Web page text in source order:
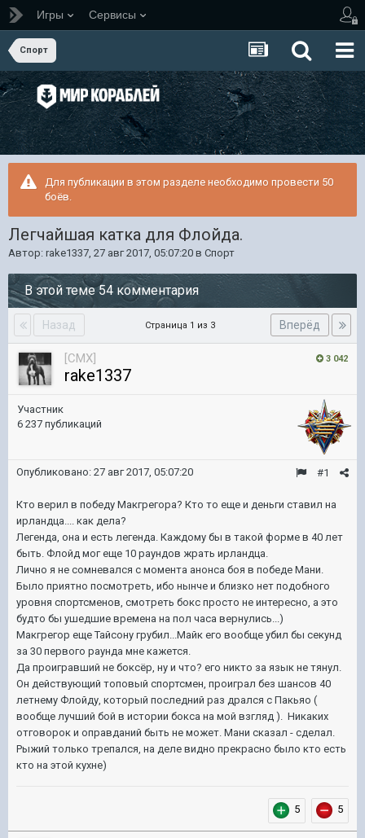
Игры Сервисы
Спорт
Для публикации в этом разделе необходимо провести 50
боёв.
Легчайшая катка для Флойда.
Автор: rake1337, 27 авг 2017, 05:07:20 в Спорт
В этой теме 54 комментария
Назад Вперёд
Страница 1 из 3
3 042
[CMX]
rake1337
Участник
6 237 публикаций
#1
Опубликовано: 27 авг 2017, 05:07:20
Кто верил в победу Макгрегора? Кто то еще и деньги ставил на
ирландца.... как дела?
Легенда, она и есть легенда. Каждому бы в такой форме в 40 лет
быть. Флойд мог еще 10 раундов жрать ирландца.
Лично я не сомневался с момента анонса боя в победе Мани.
Было приятно посмотреть, ибо нынче и близко нет подобного
уровня спортсменов, смотреть бокс просто не интересно, а это
будто бы ушедшие времена на пол часа вернулись...)
Макгрегор еще Тайсону грубил...Майк его вообще убил бы секунд
за 30 первого раунда мне кажется.
Да проигравший не боксёр, ну и что? его никто за язык не тянул.
Он действующий топовый спортсмен, проиграл без шансов 40
летнему Флойду, который последний раз дрался с Пакьяо (
вообще лучший бой в истории бокса на мой взгляд ). Никаких
отговорок и оправданий быть не может. Мани сказал - сделал.
Рыжий только трепался, на деле видно прекрасно было кто есть
кто на этой кухне)
5 5